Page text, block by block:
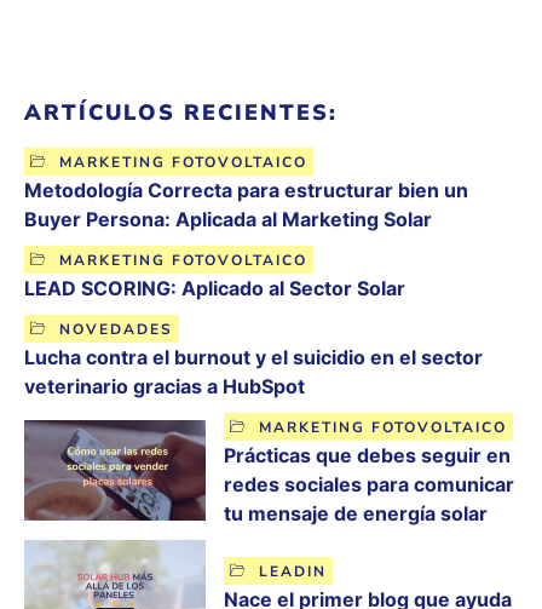
ARTÍCULOS RECIENTES:
MARKETING FOTOVOLTAICO
Metodología Correcta para estructurar bien un
Buyer Persona: Aplicada al Marketing Solar
MARKETING FOTOVOLTAICO
LEAD SCORING: Aplicado al Sector Solar
NOVEDADES
Lucha contra el burnout y el suicidio en el sector
veterinario gracias a HubSpot
MARKETING FOTOVOLTAICO
Prácticas que debes seguir en
redes sociales para comunicar
tu mensaje de energía solar
LEADIN
Nace el primer blog que ayuda